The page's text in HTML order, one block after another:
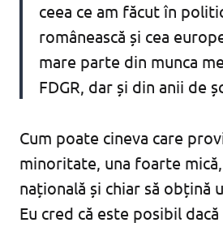
ceea ce am făcut în
românească și cea
mare parte din munca
FDGR, dar și din anii de
Cum poate cineva care
minoritate, una foarte
națională și chiar să obțină
Eu cred că este posibil